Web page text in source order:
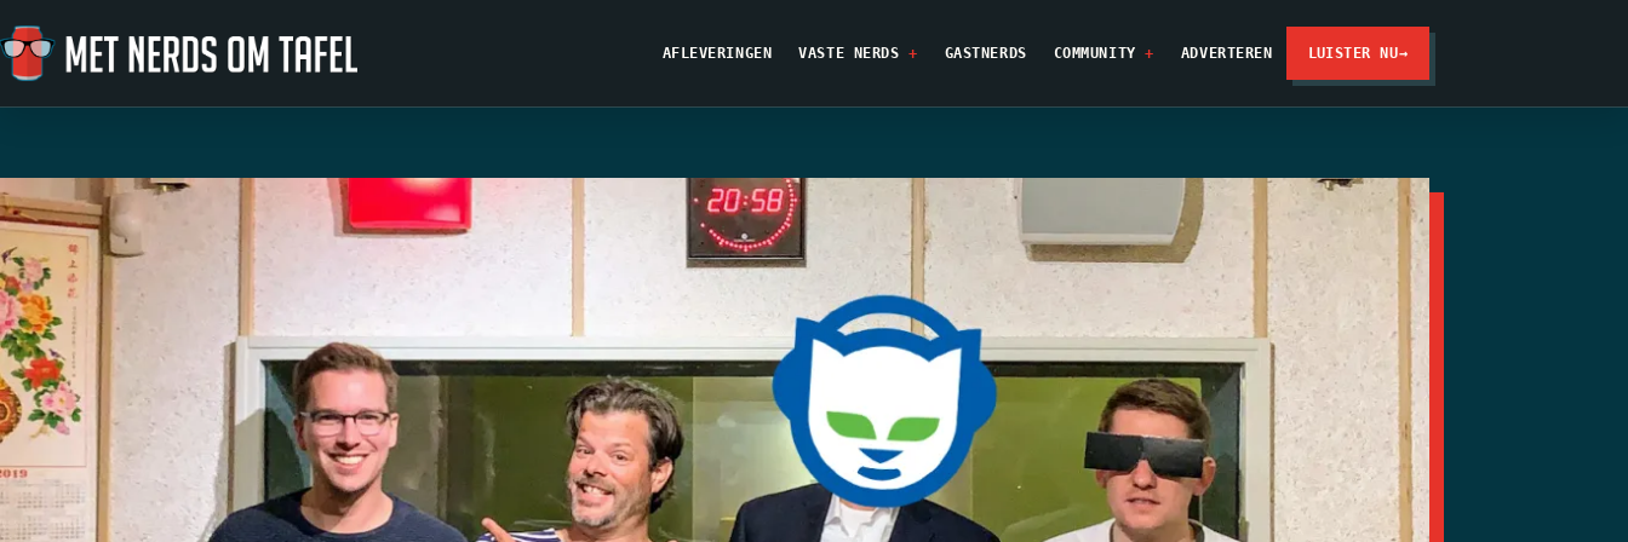
Ga naar de inhoud
AFLEVERINGEN VASTE NERDS GASTNERDS COMMUNITY ADVERTEREN LUISTER NU→